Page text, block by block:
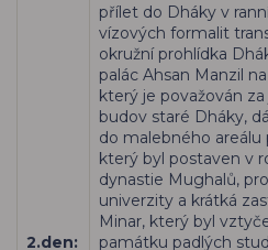
2.den:
přílet do Dháky v
vízových formalit
okružní prohlídka
palác Ahsan Manzil
který je považován
budov staré Dháky,
do malebného
který byl postaven v
dynastie Mughalů,
univerzity a krátká
Minar, který byl
památku padlých